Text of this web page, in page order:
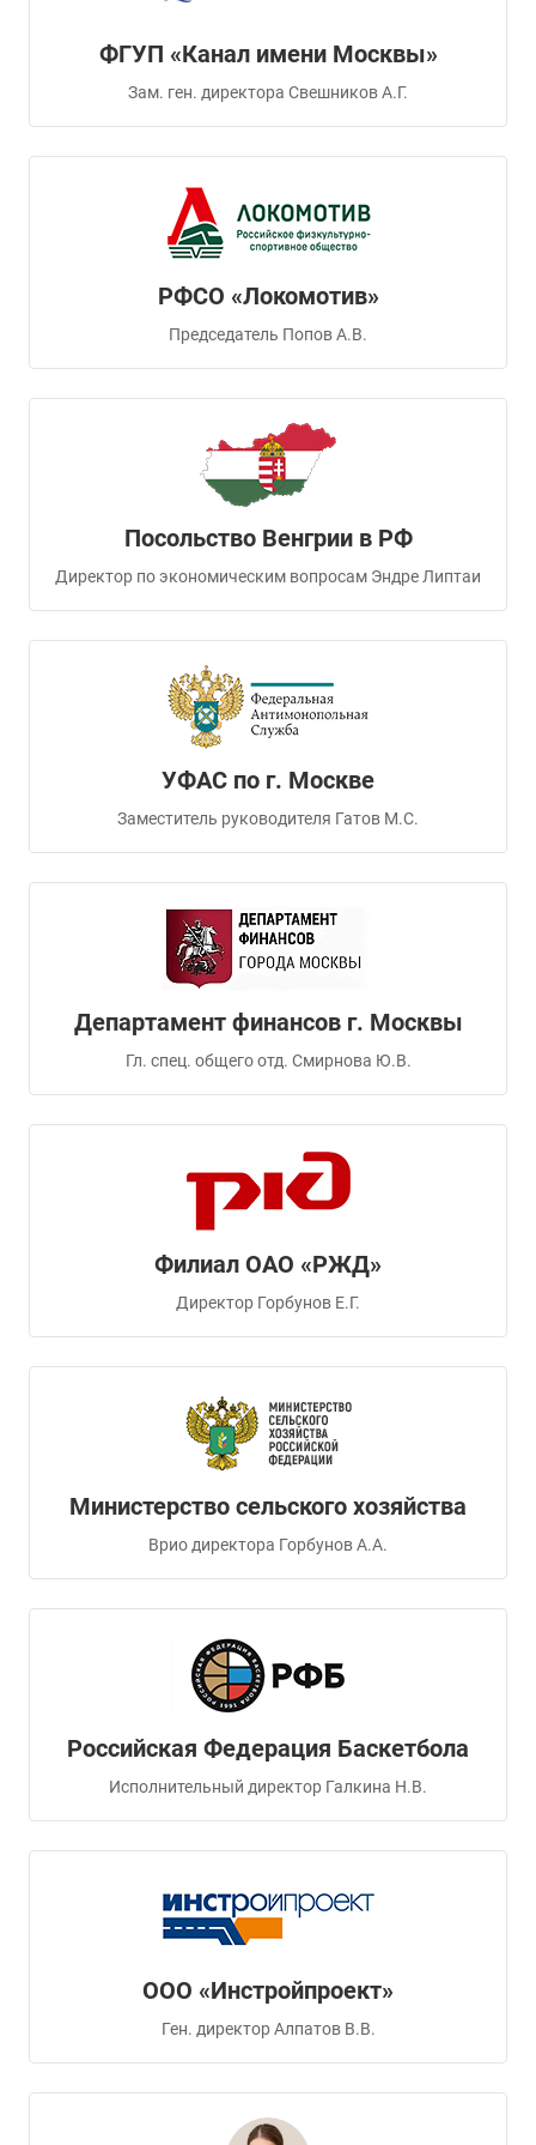
ФГУП «Канал имени Москвы»
Зам. ген. директора Свешников А.Г.
РФСО «Локомотив»
Председатель Попов А.В.
Посольство Венгрии в РФ
Директор по экономическим вопросам Эндре Липтаи
УФАС по г. Москве
Заместитель руководителя Гатов М.С.
Департамент финансов г. Москвы
Гл. спец. общего отд. Смирнова Ю.В.
Филиал ОАО «РЖД»
Директор Горбунов Е.Г.
Министерство сельского хозяйства
Врио директора Горбунов А.А.
Российская Федерация Баскетбола
Исполнительный директор Галкина Н.В.
ООО «Инстройпроект»
Ген. директор Алпатов В.В.